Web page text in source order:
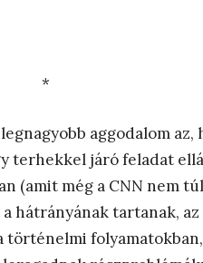
*
aggodalom az,
terhekkel járó feladat
(amit még a CNN nem
hátrányának tartanak, az